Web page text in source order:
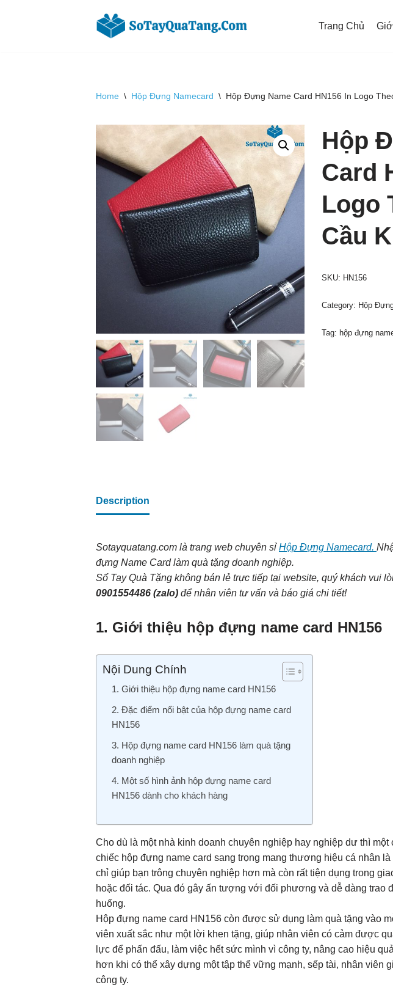
Trang Chủ
Home \ Hộp Đựng Namecard \ Hộp Đựng Name Card HN156 In Logo
Hộp
Card
Logo
Cầu
SKU: HN156
Category: Hộp
Tag: hộp đựng
Description
Sotayquatang.com là trang web chuyên sỉHộp Đựng Namecard.
đựng Name Card làm quà tặng doanh nghiệp.
Sổ Tay Quà Tặng không bán lẻ trực tiếp tại website, quý khách vui
0901554486 (zalo) để nhân viên tư vấn và báo giá chi tiết!
1. Giới thiệu hộp đựng name card HN156
Nội Dung Chính
1. Giới thiệu hộp đựng name card HN156
2. Đặc điểm nổi bật của hộp đựng name card
HN156
3. Hộp đựng name card HN156 làm quà tặng
doanh nghiệp
4. Một số hình ảnh hộp đựng name card
HN156 dành cho khách hàng
Cho dù là một nhà kinh doanh chuyên nghiệp hay nghiệp dư thì một
chiếc hộp đựng name card sang trọng mang thương hiệu cá nhân
chỉ giúp bạn trông chuyên nghiệp hơn mà còn rất tiện dụng trong
hoặc đối tác. Qua đó gây ấn tượng với đối phương và dễ dàng trao
huống.
Hộp đựng name card HN156 còn được sử dụng làm quà tặng vào
viên xuất sắc như một lời khen tặng, giúp nhân viên có cảm được
lực để phấn đấu, làm việc hết sức mình vì công ty, nâng cao hiệu
hơn khi có thể xây dựng một tập thể vững mạnh, sếp tài, nhân viên
công ty.